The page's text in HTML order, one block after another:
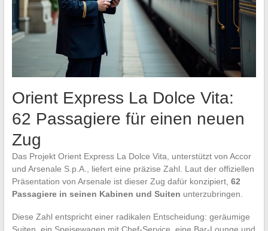
Orient Express La Dolce Vita:
62 Passagiere für einen neuen
Zug
Das Projekt Orient Express La Dolce Vita, unterstützt von Accor
und Arsenale S.p.A., liefert eine präzise Zahl. Laut der offiziellen
Präsentation von Arsenale ist dieser Zug dafür konzipiert, 62
Passagiere in seinen Kabinen und Suiten unterzubringen.
Diese Zahl entspricht einer radikalen Entscheidung: geräumige
Suiten, ein Speisewagen mit Chef-Service, eine Bar-Lounge und